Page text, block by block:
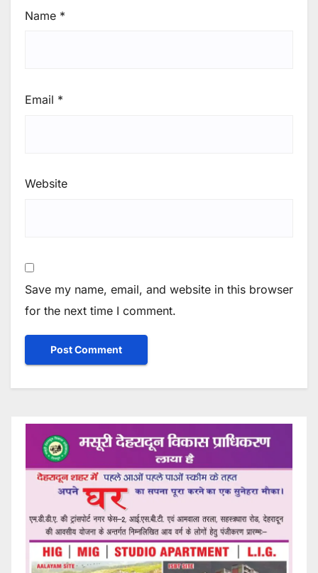
Name *
Email *
Website
Save my name, email, and website in this browser
for the next time I comment.